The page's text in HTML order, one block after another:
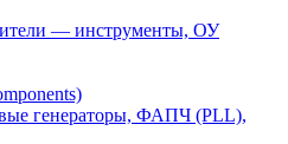
— инструменты, ОУ
генераторы, ФАПЧ (PLL),